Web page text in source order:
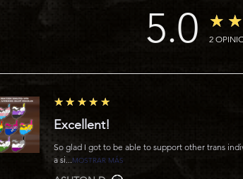
5.0 2
5
★★★★★
Excellent!
So glad I got to be able to support other trans
a si...
MOSTRAR MÁS